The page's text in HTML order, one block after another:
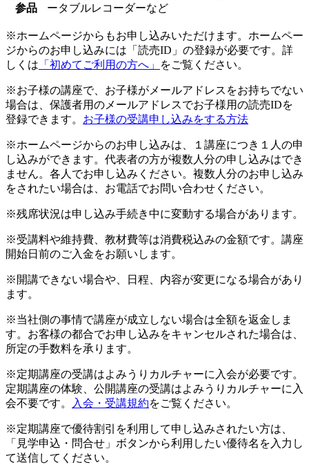
参品
ータブルレコーダーなど
※ホームページからもお申し込みいただけます。ホームペー
ジからのお申し込みには「読売ID」の登録が必要です。詳
しくは 「初めてご利用の方へ」 をご覧ください。
※お子様の講座で、お子様がメールアドレスをお持ちでない
場合は、保護者用のメールアドレスでお子様用の読売IDを
登録できます。 お子様の受講申し込みをする方法
※ホームページからのお申し込みは、１講座につき１人の申
し込みができます。代表者の方が複数人分の申し込みはでき
ません。各人でお申し込みください。複数人分のお申し込み
をされたい場合は、お電話でお問い合わせください。
※残席状況は申し込み手続き中に変動する場合があります。
※受講料や維持費、教材費等は消費税込みの金額です。講座
開始日前のご入金をお願いします。
※開講できない場合や、日程、内容が変更になる場合があり
ます。
※当社側の事情で講座が成立しない場合は全額を返金しま
す。お客様の都合でお申し込みをキャンセルされた場合は、
所定の手数料を承ります。
※定期講座の受講はよみうりカルチャーに入会が必要です。
定期講座の体験、公開講座の受講はよみうりカルチャーに入
会不要です。
入会・受講規約をご覧ください。
※定期講座で優待割引を利用して申し込みされたい方は、
「見学申込・問合せ」ボタンから利用したい優待名を入力し
て送信してください。